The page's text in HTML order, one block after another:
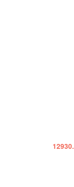
12930.